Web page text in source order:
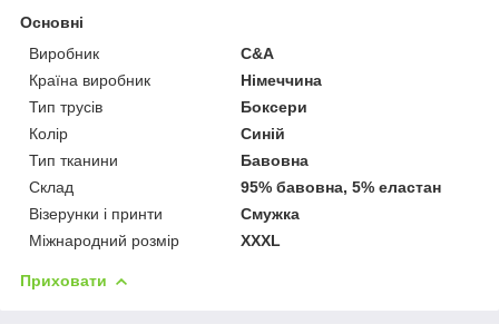
Основні
Виробник
C&A
Країна виробник
Німеччина
Тип трусів
Боксери
Колір
Синій
Тип тканини
Бавовна
Склад
95% бавовна, 5% еластан
Візерунки і принти
Смужка
Міжнародний розмір
XXXL
Приховати